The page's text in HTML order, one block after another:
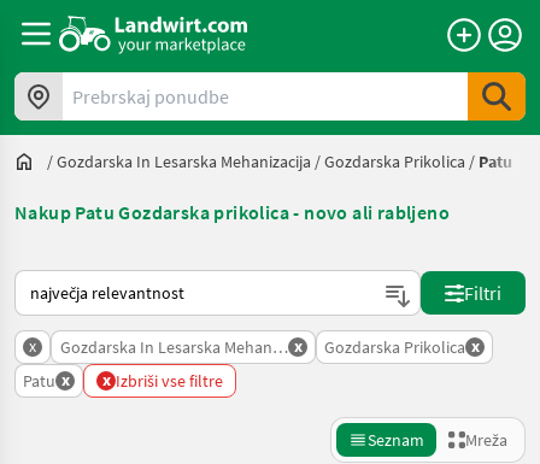
Prebrskaj ponudbe
/Gozdarska In Lesarska Mehanizacija /Gozdarska Prikolica / Patu
Nakup Patu Gozdarska prikolica - novo ali rabljeno
Tako je razvrščeno na Landwirt.com
Filtri
x Gozdarska In Lesarska Mehanizacija
x Gozdarska Prikolica x
Patu x x Izbriši vse filtre
Seznam Mreža